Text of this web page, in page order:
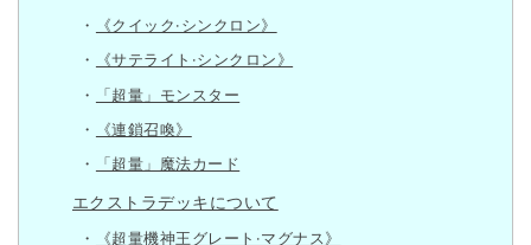
《クイック·シンクロン》
《サテライト·シンクロン》
「超量」モンスター
《連鎖召喚》
「超量」魔法カード
エクストラデッキについて
《超量機神王グレート·マグナス》